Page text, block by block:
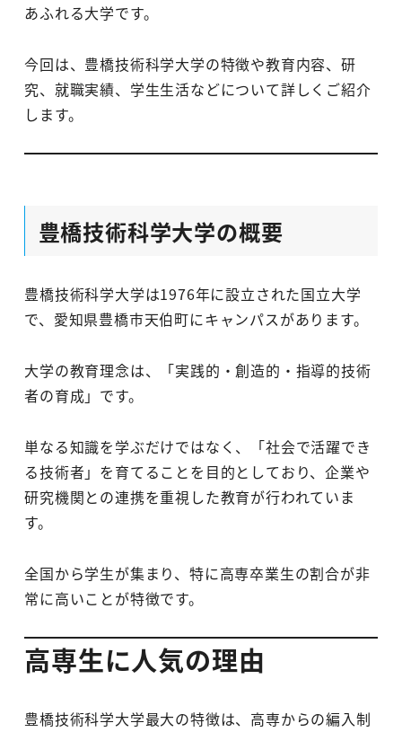
あふれる大学です。
今回は、豊橋技術科学大学の特徴や教育内容、研
究、就職実績、学生生活などについて詳しくご紹介
します。
豊橋技術科学大学の概要
豊橋技術科学大学は1976年に設立された国立大学
で、愛知県豊橋市天伯町にキャンパスがあります。
大学の教育理念は、「実践的・創造的・指導的技術
者の育成」です。
単なる知識を学ぶだけではなく、「社会で活躍でき
る技術者」を育てることを目的としており、企業や
研究機関との連携を重視した教育が行われていま
す。
全国から学生が集まり、特に高専卒業生の割合が非
常に高いことが特徴です。
高専生に人気の理由
豊橋技術科学大学最大の特徴は、高専からの編入制